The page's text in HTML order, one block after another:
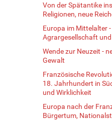
Von der Spätantike
Religionen, neue
Europa im Mittelalter
Agrargesellschaft
Wende zur Neuzeit -
Gewalt
Französische
18. Jahrhundert in
und Wirklichkeit
Europa nach der
Bürgertum,